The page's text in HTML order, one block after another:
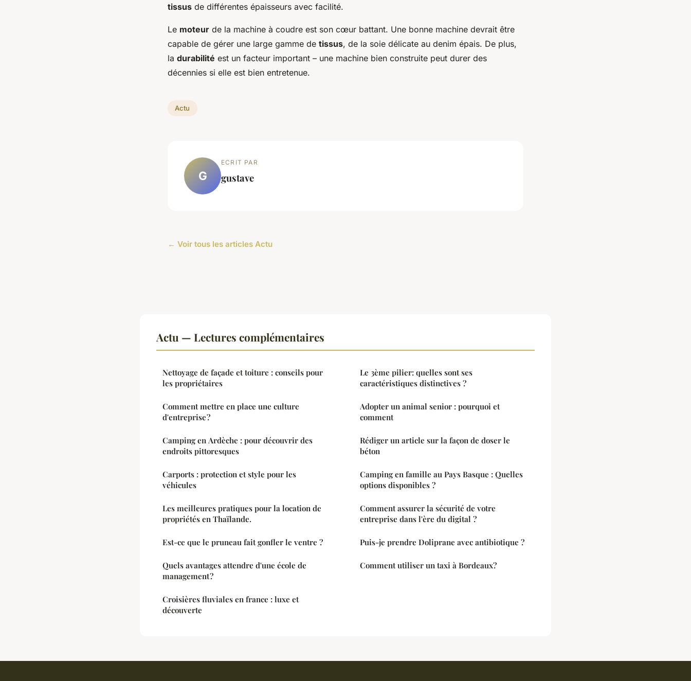
tissus de différentes épaisseurs avec facilité.
Le moteur de la machine à coudre est son cœur battant. Une bonne machine devrait être
capable de gérer une large gamme de tissus, de la soie délicate au denim épais. De plus,
la durabilité est un facteur important – une machine bien construite peut durer des
décennies si elle est bien entretenue.
Actu
G
ECRIT PAR
gustave
← Voir tous les articles Actu
Actu — Lectures complémentaires
Nettoyage de façade et toiture : conseils pour
les propriétaires
Comment mettre en place une culture
d'entreprise ?
Camping en Ardèche : pour découvrir des
endroits pittoresques
Carports : protection et style pour les
véhicules
Les meilleures pratiques pour la location de
propriétés en Thaïlande.
Est-ce que le pruneau fait gonfler le ventre ?
Quels avantages attendre d'une école de
management ?
Croisières fluviales en france : luxe et
découverte
Le 3ème pilier: quelles sont ses
caractéristiques distinctives ?
Adopter un animal senior : pourquoi et
comment
Rédiger un article sur la façon de doser le
béton
Camping en famille au Pays Basque : Quelles
options disponibles ?
Comment assurer la sécurité de votre
entreprise dans l'ère du digital ?
Puis-je prendre Doliprane avec antibiotique ?
Comment utiliser un taxi à Bordeaux?